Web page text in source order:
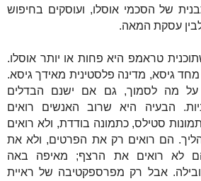
של הסכמי אוסלו, ועוסקים בחיפוש
עסקת המאה.
טראמפ היא פחות או יותר אוסלו.
מחד גיסא, מדינה פלסטינית מאידך גיסא.
על מה לסמוך, גם אם ישנם הבדלים
הבעיה היא שרוב האנשים רואים
סטילס, כתמונה בודדת, ולא רואים
הם רואים רק את הפרטים, ולא את
הם לא רואים את הרצף; מאיפה באה
אבל רק מפרספקטיבה של ראיית